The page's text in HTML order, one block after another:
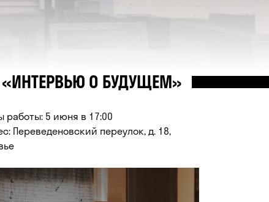
О БУДУЩЕМ»
работы: 5 июня в 17:00
Переведеновский переулок, д. 18,